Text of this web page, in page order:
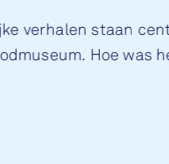
verhalen staan
Hoe was